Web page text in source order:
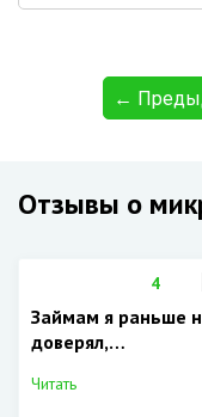
←
Отзывы о
4
Займам я раньше
доверял,…
Читать